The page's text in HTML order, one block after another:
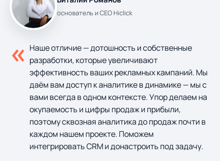
основатель и CEO Hiclick
« Наше отличие — дотошность и собственные
разработки, которые увеличивают
эффективность ваших рекламных кампаний. Мы
даём вам доступ к аналитике в динамике — мы с
вами всегда в одном контексте. Упор делаем на
окупаемость и цифры продаж и прибыли,
поэтому сквозная аналитика до продаж почти в
каждом нашем проекте. Поможем
интегрировать CRM и донастроить под задачу.